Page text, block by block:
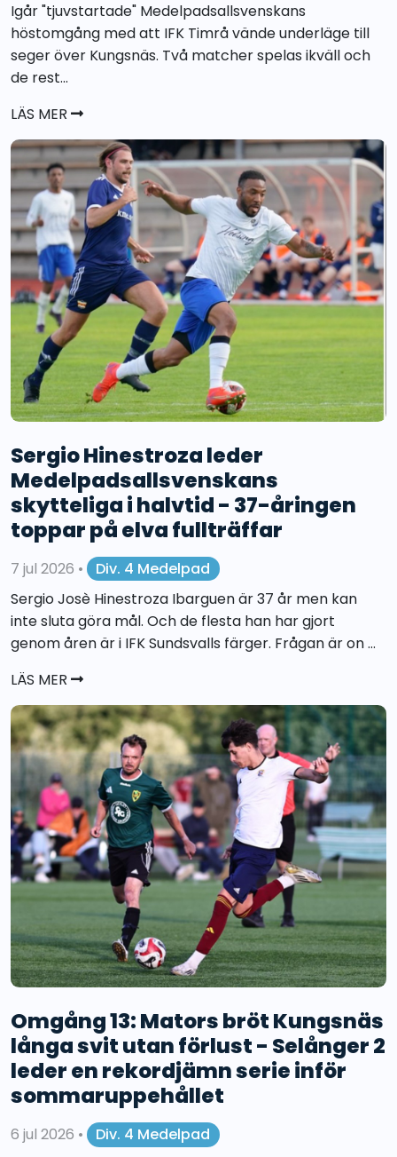
Igår "tjuvstartade" Medelpadsallsvenskans
höstomgång med att IFK Timrå vände underläge till
seger över Kungsnäs. Två matcher spelas ikväll och
de rest...
LÄS MER
Sergio Hinestroza leder
Medelpadsallsvenskans
skytteliga i halvtid - 37-åringen
toppar på elva fullträffar
7 jul 2026 •
Div. 4 Medelpad
Sergio Josè Hinestroza Ibarguen är 37 år men kan
inte sluta göra mål. Och de flesta han har gjort
genom åren är i IFK Sundsvalls färger. Frågan är on ...
LÄS MER
Omgång 13: Mators bröt Kungsnäs
långa svit utan förlust - Selånger 2
leder en rekordjämn serie inför
sommaruppehållet
6 jul 2026 •
Div. 4 Medelpad